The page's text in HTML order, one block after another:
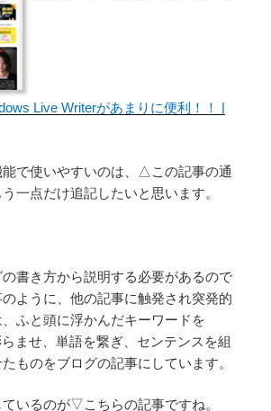
Live Writerがあまりに便利！！ |
能で使いやすいのは、△この記事の通
一点だけ追記したいと思います。
書き方から説明する必要があるので
ように、他の記事に触発され突発的
ふと頭に浮かんだキーワードを
ませ、単語を繋ぎ、センテンスを組
ものをブログの記事にしています。
いるのが▽こちらの記事ですね。